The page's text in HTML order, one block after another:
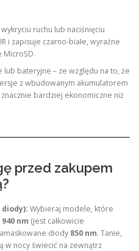
ruchu lub naciśnięciu
i zapisuje czarno-białe, wyraźne
MicroSD.
lub bateryjne – ze względu na to, że
z wbudowanym akumulatorem
znacznie bardziej ekonomiczne niż
przed zakupem
Wybieraj modele, które
940 nm (jest całkowicie
diody 850 nm. Tanie,
w nocy świecić na zewnątrz